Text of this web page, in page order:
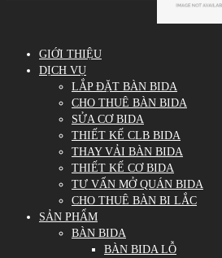
GIỚI THIỆU
DỊCH VỤ
LẮP ĐẶT BÀN BIDA
CHO THUÊ BÀN BIDA
SỬA CƠ BIDA
THIẾT KẾ CLB BIDA
THAY VẢI BÀN BIDA
THIẾT KẾ CƠ BIDA
TƯ VẤN MỞ QUÁN BIDA
CHO THUÊ BÀN BI LẮC
SẢN PHẨM
BÀN BIDA
BÀN BIDA LỖ